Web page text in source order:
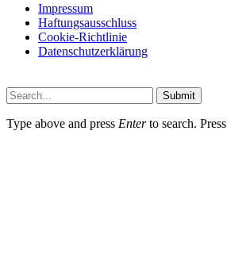
Impressum
Haftungsausschluss
Cookie-Richtlinie
Datenschutzerklärung
Submit
Type above and press Enterto search. Press